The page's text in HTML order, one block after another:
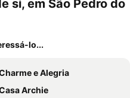
si, em São Pedro do
lo...
e Alegria
Archie